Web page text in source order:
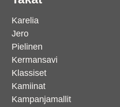
Karelia
Jero
Pielinen
Kermansavi
Klassiset
Kamiinat
Kampanjamallit